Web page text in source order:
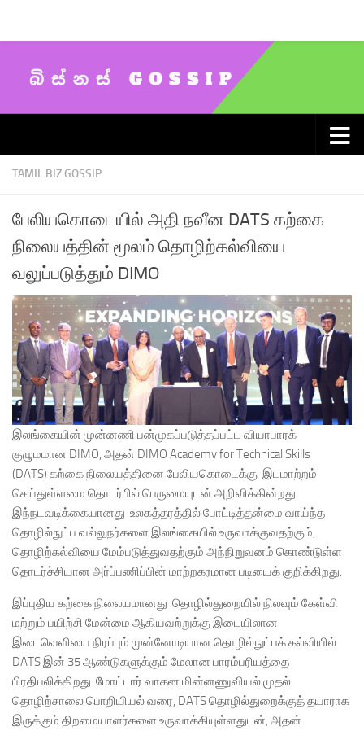
TAMIL BIZ GOSSIP
பேலியகொடையில் அதி நவீன DATS கற்கை
நிலையத்தின் மூலம் தொழிற்கல்வியை
வலுப்படுத்தும் DIMO
இலங்கையின் முன்னணி பன்முகப்படுத்தப்பட்ட வியாபாரக்
குழுமமான DIMO, அதன் DIMO Academy for Technical Skills
(DATS) கற்கை நிலையத்தினை பேலியகொடைக்கு இடமாற்றம்
செய்துள்ளமை தொடர்பில் பெருமையுடன் அறிவிக்கின்றது.
இந்நடவடிக்கையானது உலகத்தரத்தில் போட்டித்தன்மை வாய்ந்த
தொழில்நுட்ப வல்லுநர்களை இலங்கையில் உருவாக்குவதற்கும்,
தொழிற்கல்வியை மேம்படுத்துவதற்கும் அந்நிறுவனம் கொண்டுள்ள
தொடர்ச்சியான அர்ப்பணிப்பின் மாற்றகரமான படியைக் குறிக்கிறது.
இப்புதிய கற்கை நிலையமானது தொழில்துறையில் நிலவும் கேள்வி
மற்றும் பயிற்சி மேன்மை ஆகியவற்றுக்கு இடையிலான
இடைவெளியை நிரப்பும் முன்னோடியான தொழில்நுட்பக் கல்வியில்
DATS இன் 35 ஆண்டுகளுக்கும் மேலான பாரம்பரியத்தை
பிரதிபலிக்கிறது. மோட்டார் வாகன மின்னணுவியல் முதல்
தொழிற்சாலை பொறியியல் வரை, DATS தொழில்துறைக்குத் தயாராக
இருக்கும் திறமையாளர்களை உருவாக்கியுள்ளதுடன், அதன்